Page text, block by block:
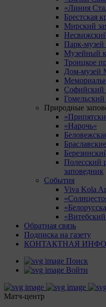
«Линия
Брестская
Мирский
Парк-музей
Музейный
Троицкое
Дом-музей
Софийский
Природные
«Нарочь»
Полесский
заповедник
События
Viva Kola
Обратная связь
Подписка на газету
КОНТАКТНАЯ
Поиск
Войти
Матч-центр